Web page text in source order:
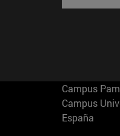
Campus
Campus
España